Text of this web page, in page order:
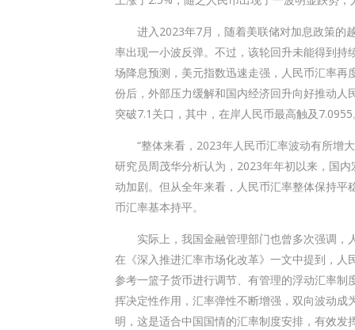
进入2023年7月，随着美联储对加息政策的
率出现一小波反弹。不过，该轮回升未能得到
场降息预测，美元指数迅速走强，人民币汇率
份后，外部压力缓解和国内经济回升向好推动
突破7.1关口，其中，在岸人民币最高触及
“整体来看，2023年人民币汇率波动有所增大
研究员周茂华分析认为，2023年年初以来，国
动加剧。但从全年来看，人民币汇率整体保持
币汇率基本持平。
实际上，我国金融管理部门也曾多次强调，
在《深入推进汇率市场化改革》一文中提到，
参考一篮子货币进行调节、有管理的浮动汇率
挥决定性作用，汇率弹性不断增强，双向波动
明，这是适合中国国情的汇率制度安排，有效